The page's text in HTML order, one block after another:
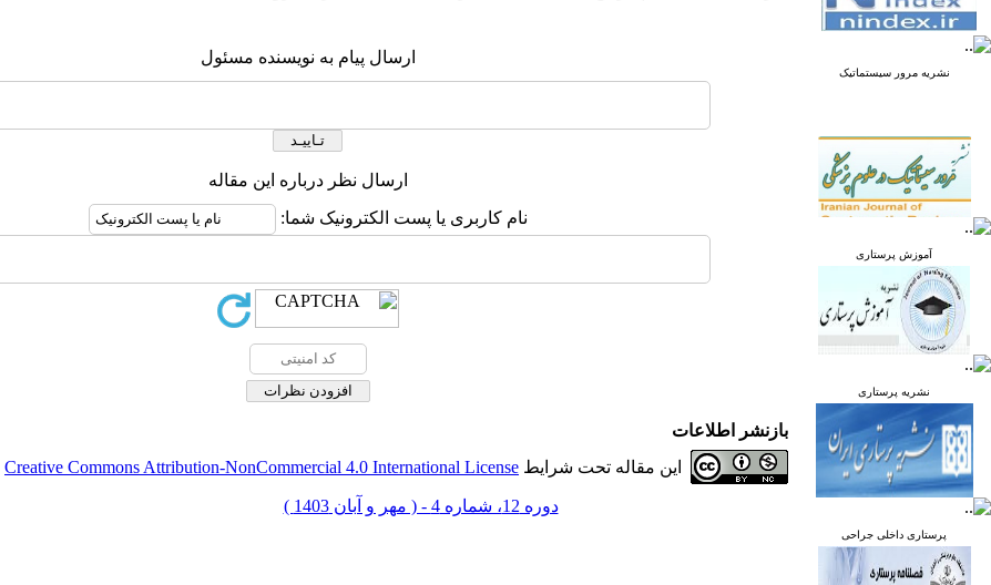
نشریه مرور سیستماتیک
آموزش پرستاری
نشریه پرستاری
پرستاری داخلی جراحی
ارسال پیام به نویسنده مسئول
ارسال نظر درباره این مقاله
نام کاربری یا پست الکترونیک شما:
بازنشر اطلاعات
این مقاله تحت شرایط Creative Commons Attribution-NonCommercial 4.0 International License
دوره 12، شماره 4 - ( مهر و آبان 1403 )